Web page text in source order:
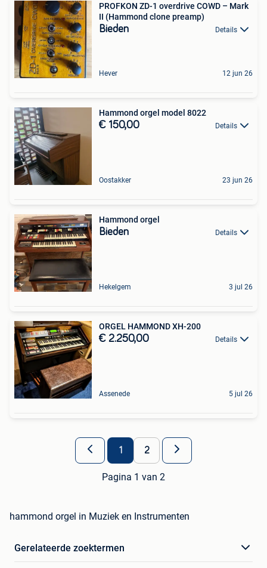
PROFKON ZD-1 overdrive COWD – Mark
II (Hammond clone preamp)
Bieden Details
Hever 12 jun 26
Hammond orgel model 8022
€ 150,00 Details
Oostakker 23 jun 26
Hammond orgel
Bieden Details
Hekelgem 3 jul 26
ORGEL HAMMOND XH-200
€ 2.250,00 Details
Assenede 5 jul 26
1 2
Pagina 1 van 2
hammond orgel in Muziek en Instrumenten
Gerelateerde zoektermen